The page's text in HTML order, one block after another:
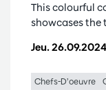
Jeu. 26.09.2024
This colourful
showcases the
Chefs-D’oeuvre